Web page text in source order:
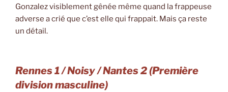
Gonzalez visiblement gênée même quand la frappeuse
adverse a crié que c’est elle qui frappait. Mais ça reste
un détail.
Rennes 1 / Noisy / Nantes 2(Première
division masculine)